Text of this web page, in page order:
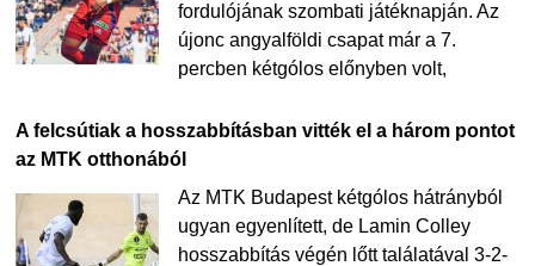
fordulójának szombati játéknapján. Az
újonc angyalföldi csapat már a 7.
percben kétgólos előnyben volt,
A felcsútiak a hosszabbításban vitték el a három pontot
az MTK otthonából
Az MTK Budapest kétgólos hátrányból
ugyan egyenlített, de Lamin Colley
hosszabbítás végén lőtt találatával 3-2-